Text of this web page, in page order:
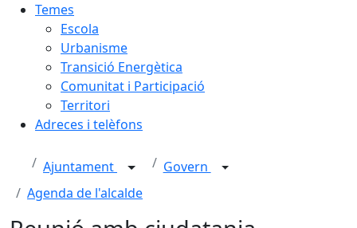
Temes
Escola
Urbanisme
Transició Energètica
Comunitat i Participació
Territori
Adreces i telèfons
Ajuntament
Govern
Agenda de l'alcalde